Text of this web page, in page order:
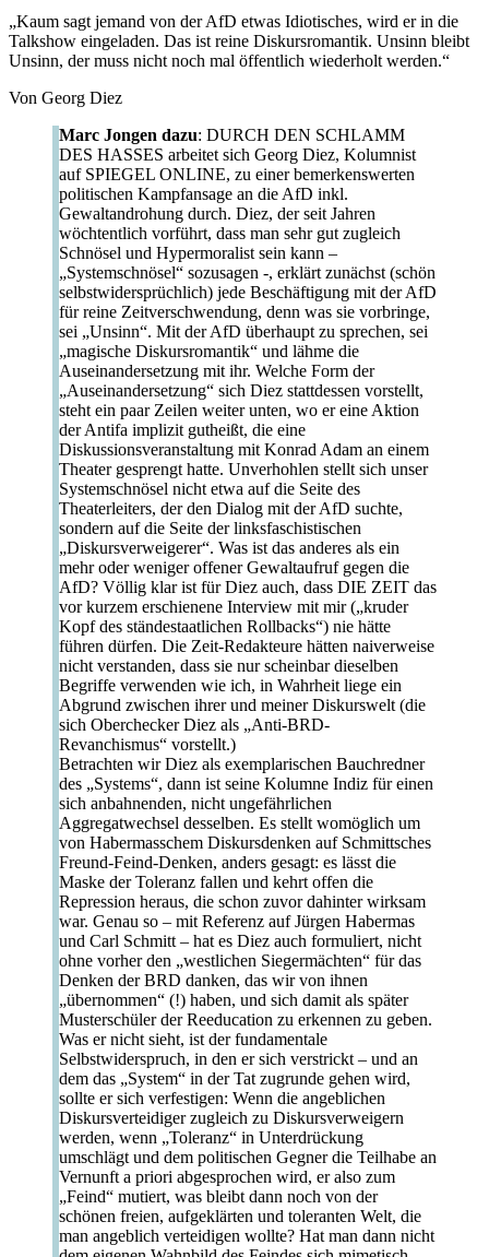
„Kaum sagt jemand von der AfD etwas Idiotisches, wird er in die
Talkshow eingeladen. Das ist reine Diskursromantik. Unsinn bleibt
Unsinn, der muss nicht noch mal öffentlich wiederholt werden.“
Von Georg Diez
Marc Jongen dazu: DURCH DEN SCHLAMM
DES HASSES arbeitet sich Georg Diez, Kolumnist
auf SPIEGEL ONLINE, zu einer bemerkenswerten
politischen Kampfansage an die AfD inkl.
Gewaltandrohung durch. Diez, der seit Jahren
wöchtentlich vorführt, dass man sehr gut zugleich
Schnösel und Hypermoralist sein kann –
„Systemschnösel“ sozusagen -, erklärt zunächst (schön
selbstwidersprüchlich) jede Beschäftigung mit der AfD
für reine Zeitverschwendung, denn was sie vorbringe,
sei „Unsinn“. Mit der AfD überhaupt zu sprechen, sei
„magische Diskursromantik“ und lähme die
Auseinandersetzung mit ihr. Welche Form der
„Auseinandersetzung“ sich Diez stattdessen vorstellt,
steht ein paar Zeilen weiter unten, wo er eine Aktion
der Antifa implizit gutheißt, die eine
Diskussionsveranstaltung mit Konrad Adam an einem
Theater gesprengt hatte. Unverhohlen stellt sich unser
Systemschnösel nicht etwa auf die Seite des
Theaterleiters, der den Dialog mit der AfD suchte,
sondern auf die Seite der linksfaschistischen
„Diskursverweigerer“. Was ist das anderes als ein
mehr oder weniger offener Gewaltaufruf gegen die
AfD? Völlig klar ist für Diez auch, dass DIE ZEIT das
vor kurzem erschienene Interview mit mir („kruder
Kopf des ständestaatlichen Rollbacks“) nie hätte
führen dürfen. Die Zeit-Redakteure hätten naiverweise
nicht verstanden, dass sie nur scheinbar dieselben
Begriffe verwenden wie ich, in Wahrheit liege ein
Abgrund zwischen ihrer und meiner Diskurswelt (die
sich Oberchecker Diez als „Anti-BRD-
Revanchismus“ vorstellt.)
Betrachten wir Diez als exemplarischen Bauchredner
des „Systems“, dann ist seine Kolumne Indiz für einen
sich anbahnenden, nicht ungefährlichen
Aggregatwechsel desselben. Es stellt womöglich um
von Habermasschem Diskursdenken auf Schmittsches
Freund-Feind-Denken, anders gesagt: es lässt die
Maske der Toleranz fallen und kehrt offen die
Repression heraus, die schon zuvor dahinter wirksam
war. Genau so – mit Referenz auf Jürgen Habermas
und Carl Schmitt – hat es Diez auch formuliert, nicht
ohne vorher den „westlichen Siegermächten“ für das
Denken der BRD danken, das wir von ihnen
„übernommen“ (!) haben, und sich damit als später
Musterschüler der Reeducation zu erkennen zu geben.
Was er nicht sieht, ist der fundamentale
Selbstwiderspruch, in den er sich verstrickt – und an
dem das „System“ in der Tat zugrunde gehen wird,
sollte er sich verfestigen: Wenn die angeblichen
Diskursverteidiger zugleich zu Diskursverweigern
werden, wenn „Toleranz“ in Unterdrückung
umschlägt und dem politischen Gegner die Teilhabe an
Vernunft a priori abgesprochen wird, er also zum
„Feind“ mutiert, was bleibt dann noch von der
schönen freien, aufgeklärten und toleranten Welt, die
man angeblich verteidigen wollte? Hat man dann nicht